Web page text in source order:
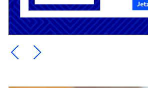
Ein Element zurück blättern
Ein Element weiter blättern